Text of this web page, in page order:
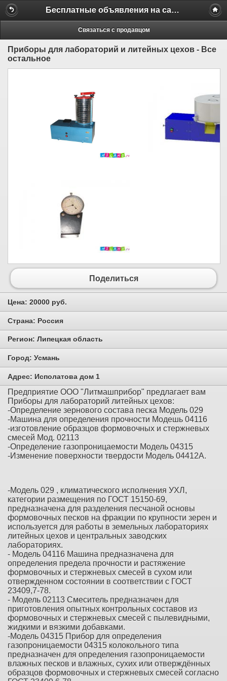
Бесплатные объявления на сайте MILAMO.ru
Связаться с продавцом
Приборы для лабораторий и литейных цехов - Все
остальное
Поделиться
Цена: 20000 руб.
Страна: Россия
Регион: Липецкая область
Город: Усмань
Адрес: Исполатова дом 1
Предприятие ООО "Литмашприбор" предлагает вам
Приборы для лабораторий литейных цехов:
-Определение зернового состава песка Модель 029
-Машина для определения прочности Модешь 04116
-изготовление образцов формовочных и стержневых
смесей Мод. 02113
-Определение газопроницаемости Модель 04315
-Изменение поверхности твердости Модель 04412А.
-Модель 029 , климатического исполнения УХЛ,
категории размещения по ГОСТ 15150-69,
предназначена для разделения песчаной основы
формовочных песков на фракции по крупности зерен и
используется для работы в земельных лабораториях
литейных цехов и центральных заводских
лабораториях.
- Модель 04116 Машина предназначена для
определения предела прочности и растяжение
формовочных и стержневых смесей в сухом или
отвержденном состоянии в соответствии с ГОСТ
23409,7-78.
- Модель 02113 Смеситель предназначен для
приготовления опытных контрольных составов из
формовочных и стержневых смесей с пылевидными,
жидкими и вязкими добавками.
-Модель 04315 Прибор для определения
газопроницаемости 04315 колокольного типа
предназначен для определения газопроницаемости
влажных песков и влажных, сухих или отверждённых
образцов формовочных и стержневых смесей согласно